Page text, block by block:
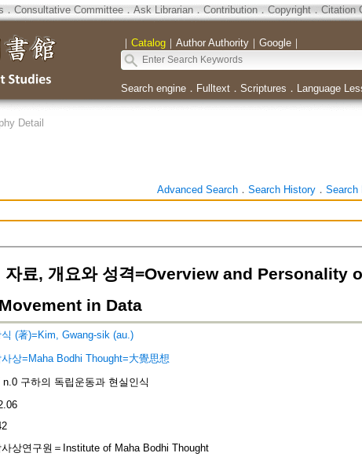
． Consultative Committee． Ask Librarian． Contribution．Copyright．Citation
｜ Catalog｜ Author Authority｜ Google｜
Search engine． Fulltext． Scriptures ． Language
Detail
Advanced Search． Search History． Search
자료, 개요와 성격=Overview and Personality
in Data
식 (著)=Kim, Gwang-sik (au.)
상=Maha Bodhi Thought=大覺思想
n.0 구하의 독립운동과 현실인식
상연구원＝Institute of Maha Bodhi Thought